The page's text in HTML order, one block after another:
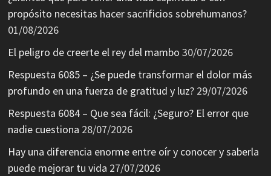
propósito necesitas hacer sacrificios sobrehumanos?
01/08/2026
El peligro de creerte el rey del mambo 30/07/2026
Respuesta 6085 – ¿Se puede transformar el dolor más
profundo en una fuerza de gratitud y luz? 29/07/2026
Respuesta 6084 – Que sea fácil: ¿Seguro? El error que
nadie cuestiona 28/07/2026
Hay una diferencia enorme entre oír y conocer y saberla
puede mejorar tu vida 27/07/2026